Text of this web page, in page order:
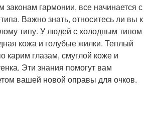
гармонии, все начинается с
Важно знать, относитесь ли вы к
типу. У людей с холодным типом
кожа и голубые жилки. Теплый
карим глазам, смуглой коже и
Эти знания помогут вам
вашей новой оправы для очков.